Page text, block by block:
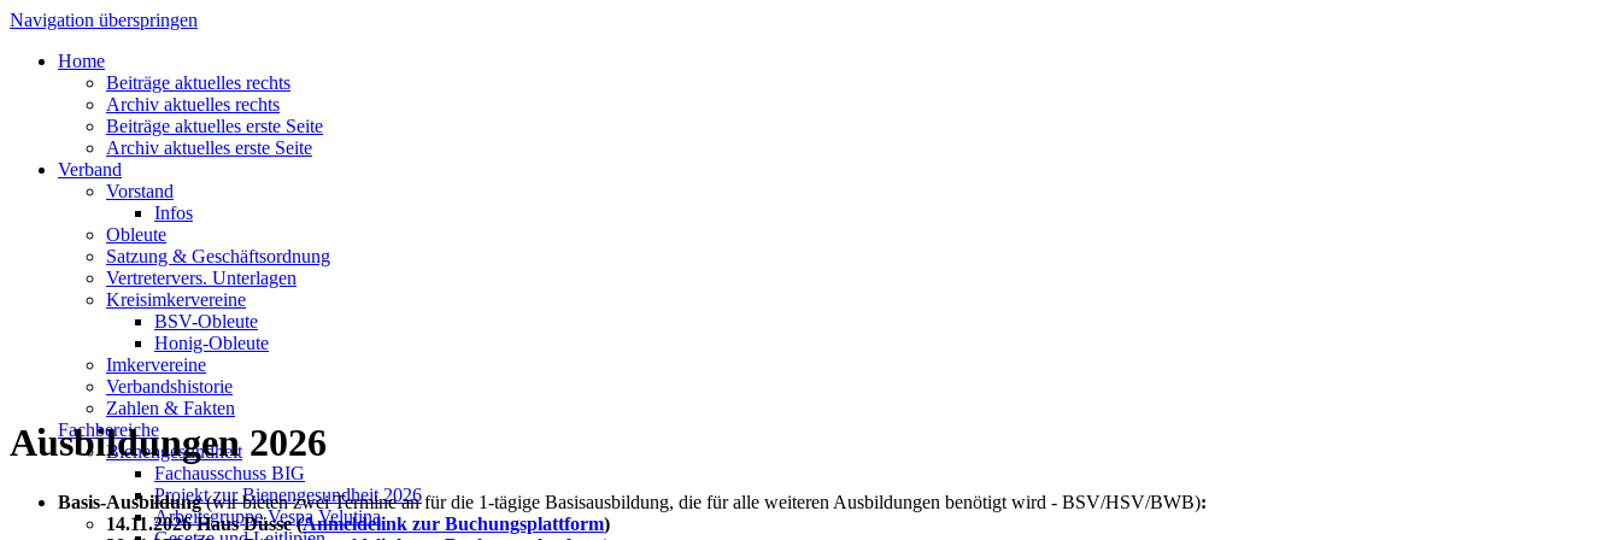
Navigation überspringen
Home
Beiträge aktuelles rechts
Archiv aktuelles rechts
Beiträge aktuelles erste Seite
Archiv aktuelles erste Seite
Verband
Vorstand
Infos
Obleute
Satzung & Geschäftsordnung
Vertretervers. Unterlagen
Kreisimkervereine
BSV-Obleute
Honig-Obleute
Imkervereine
Verbandshistorie
Zahlen & Fakten
Fachbereiche
Bienengesundheit
Fachausschuss BIG
Projekt zur Bienengesundheit 2026
Arbeitsgruppe Vespa Velutina
Ausbildungen 2026
Basis-Ausbildung(wir bieten zwei Termine an für die 1-tägige Basisausbildung, die für alle weiteren Ausbildungen benötigt wird - BSV/HSV/BWB):
14.11.2026 Haus Düsse (Anmeldelink zur Buchungsplattform)